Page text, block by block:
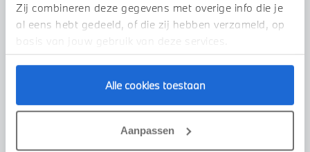
Zij combineren deze gegevens met overige info die je
al eens hebt gedeeld, of die zij hebben verzameld, op
basis van jouw gebruik van deze services.
Alle cookies toestaan
Aanpassen
Voorstel aanvragen